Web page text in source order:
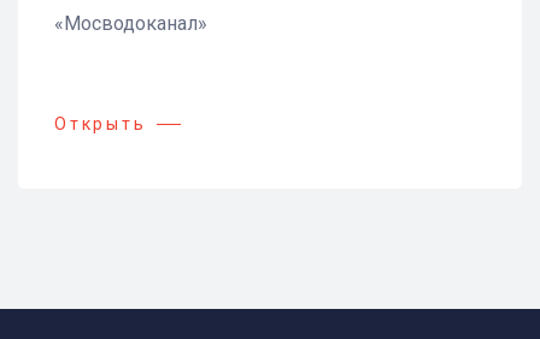
«Мосводоканал»
Открыть